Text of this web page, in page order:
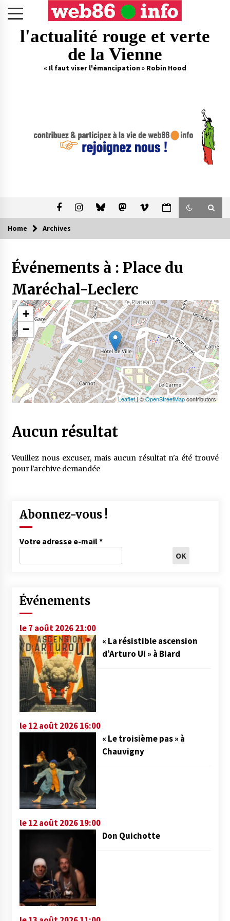
l'actualité rouge et verte
de la Vienne
« Il faut viser l'émancipation » Robin Hood
Home Archives
Événements à : Place du
Maréchal-Leclerc
+
−
Leaflet| ©OpenStreetMapcontributors
Aucun résultat
Veuillez nous excuser, mais aucun résultat n'a été trouvé
pour l'archive demandée
Abonnez-vous !
Votre adresse e-mail*
Événements
le 7 août 2026 21:00
« La résistible ascension
d’Arturo Ui » à Biard
le 12 août 2026 16:00
« Le troisième pas » à
Chauvigny
le 12 août 2026 19:00
Don Quichotte